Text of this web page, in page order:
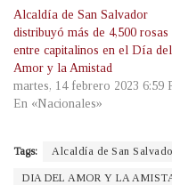
Alcaldía de San Salvador
distribuyó más de 4,500 rosas
entre capitalinos en el Día del
Amor y la Amistad
martes, 14 febrero 2023 6:59
En «Nacionales»
Tags: Alcaldía de San
DIA DEL AMOR Y LA